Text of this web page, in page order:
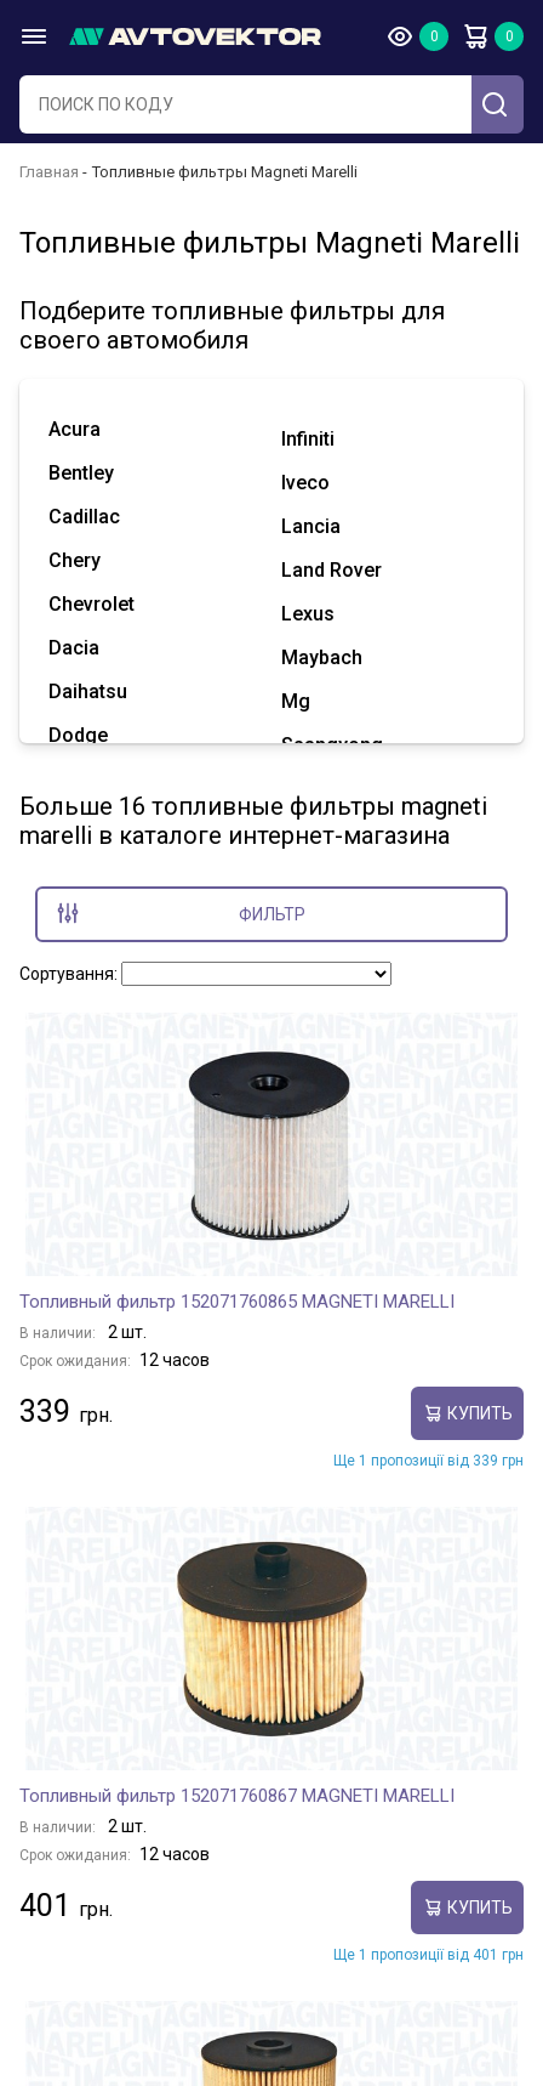
Главная Топливные фильтры Magneti Marelli
Топливные фильтры Magneti Marelli
Подберите топливные фильтры для
своего автомобиля
Acura
Bentley
Cadillac
Chery
Chevrolet
Dacia
Daihatsu
Dodge
Great Wall
Hummer
Infiniti
Iveco
Lancia
Land Rover
Lexus
Maybach
Mg
Ssangyong
Tesla
Показать все марки
Больше 16 топливные фильтры magneti
marelli в каталоге интернет-магазина
ФИЛЬТР
Сортування:
Топливный фильтр 152071760865 MAGNETI MARELLI
В наличии: 2 шт.
Срок ожидания: 12 часов
339 КУПИТЬ
Ще 1 пропозиції від 339 грн
Топливный фильтр 152071760867 MAGNETI MARELLI
В наличии: 2 шт.
Срок ожидания: 12 часов
401 КУПИТЬ
Ще 1 пропозиції від 401 грн